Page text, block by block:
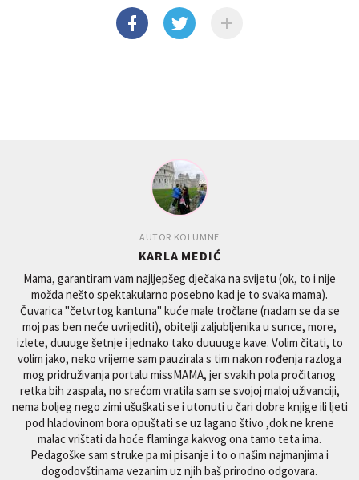
AUTOR KOLUMNE
KARLA MEDIĆ
Mama, garantiram vam najljepšeg dječaka na svijetu (ok, to i nije
možda nešto spektakularno posebno kad je to svaka mama).
Čuvarica "četvrtog kantuna" kuće male tročlane (nadam se da se
moj pas ben neće uvrijediti), obitelji zaljubljenika u sunce, more,
izlete, duuuge šetnje i jednako tako duuuuge kave. Volim čitati, to
volim jako, neko vrijeme sam pauzirala s tim nakon rođenja razloga
mog pridruživanja portalu missMAMA, jer svakih pola pročitanog
retka bih zaspala, no srećom vratila sam se svojoj maloj uživanciji,
nema boljeg nego zimi ušuškati se i utonuti u čari dobre knjige ili ljeti
pod hladovinom bora opuštati se uz lagano štivo ,dok ne krene
malac vrištati da hoće flaminga kakvog ona tamo teta ima.
Pedagoške sam struke pa mi pisanje i to o našim najmanjima i
dogodovštinama vezanim uz njih baš prirodno odgovara.